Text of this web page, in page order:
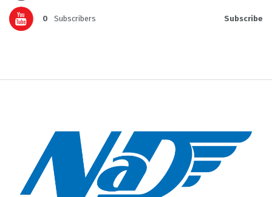
0 Subscribers Subscribe